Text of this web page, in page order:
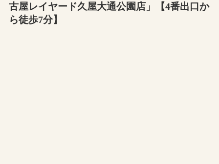
古屋レイヤード久屋大通公園店」【4番出口か
ら徒歩7分】